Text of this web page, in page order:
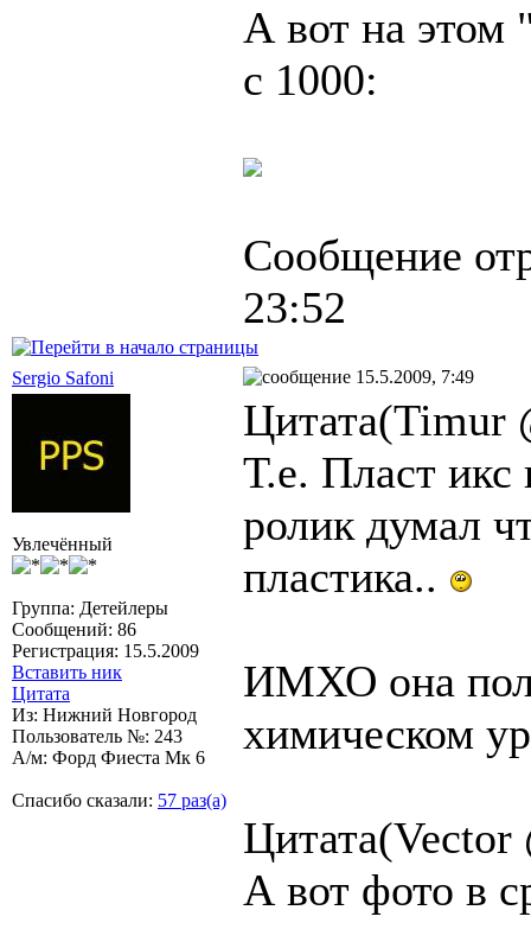
А вот на этом
с 1000:
Сообщение
23:52
Sergio Safoni 15.5.2009, 7:49
Увлечённый
Группа: Детейлеры
Сообщений: 86
Регистрация: 15.5.2009
Вставить ник
Цитата
Из: Нижний Новгород
Пользователь №: 243
А/м: Форд Фиеста Мк 6
Спасибо сказали: 57 раз(а)
Цитата(Timur
Т.е. Пласт икс
ролик думал
пластика..
ИМХО она
химическом
А вот фото в